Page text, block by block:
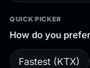
QUICK PICKER
How do you
Fastest (KTX)